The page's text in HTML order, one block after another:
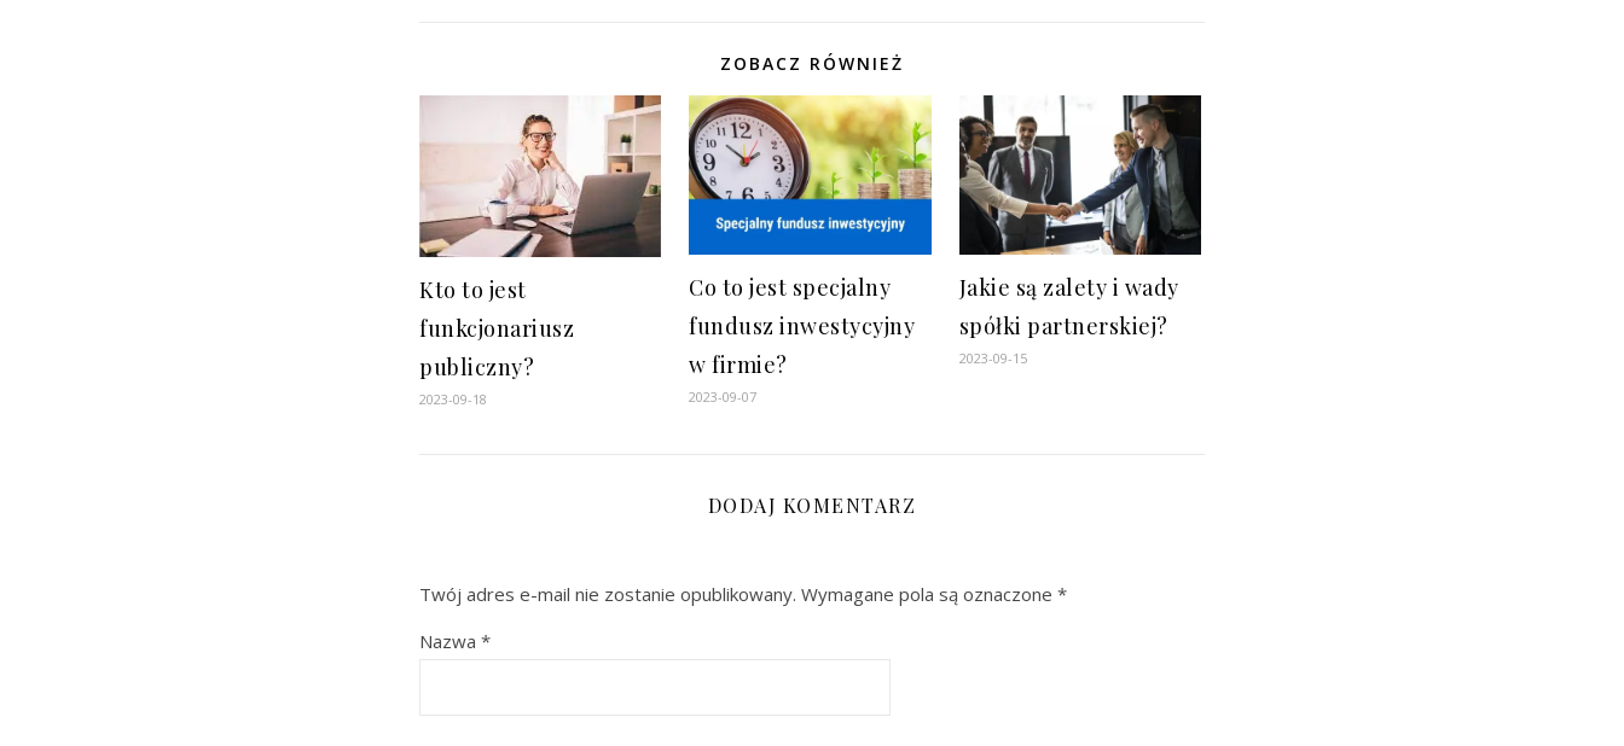
ZOBACZ RÓWNIEŻ
Kto to jest
funkcjonariusz
publiczny?
2023-09-18
Co to jest specjalny
fundusz inwestycyjny
w firmie?
2023-09-07
Jakie są zalety i wady
spółki partnerskiej?
2023-09-15
DODAJ KOMENTARZ
Twój adres e-mail nie zostanie opublikowany. Wymagane pola są oznaczone *
Nazwa *